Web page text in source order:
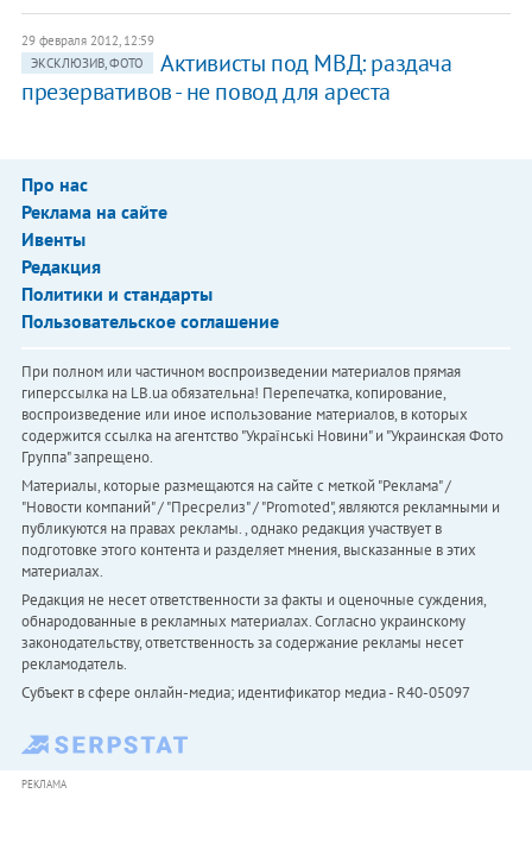
29 февраля 2012, 12:59
ЭКСКЛЮЗИВ, ФОТО
Активисты под МВД: раздача
презервативов - не повод для ареста
Про нас
Реклама на сайте
Ивенты
Редакция
Политики и стандарты
Пользовательское соглашение
При полном или частичном воспроизведении материалов прямая
гиперссылка на LB.ua обязательна! Перепечатка, копирование,
воспроизведение или иное использование материалов, в которых
содержится ссылка на агентство "Українськi Новини" и "Украинская Фото
Группа" запрещено.
Материалы, которые размещаются на сайте с меткой "Реклама" /
"Новости компаний" / "Пресрелиз" / "Promoted", являются рекламными и
публикуются на правах рекламы. , однако редакция участвует в
подготовке этого контента и разделяет мнения, высказанные в этих
материалах.
Редакция не несет ответственности за факты и оценочные суждения,
обнародованные в рекламных материалах. Согласно украинскому
законодательству, ответственность за содержание рекламы несет
рекламодатель.
Субъект в сфере онлайн-медиа; идентификатор медиа - R40-05097
РЕКЛАМА